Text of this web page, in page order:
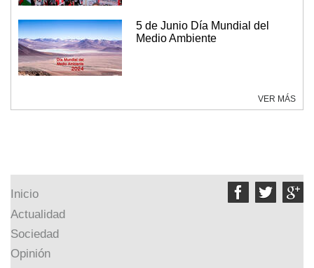
5 de Junio Día Mundial del
Medio Ambiente
VER MÁS
  
Inicio
Actualidad
Sociedad
Opinión